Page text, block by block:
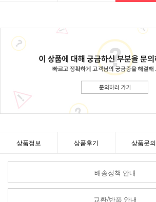
상품정보 상품후기 상품문의
배송정책 안내
교환/반품 안내